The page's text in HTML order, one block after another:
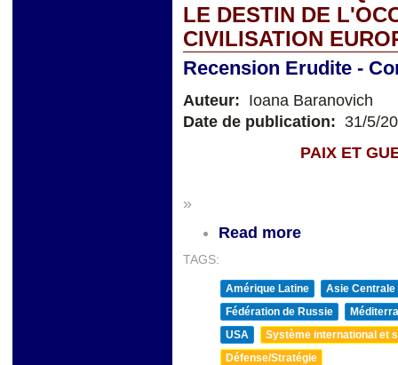
LE DESTIN DE
CIVILISATION
Recension Erudite -
Auteur: Ioana Baranovich
Date de publication: 31/5/
PAIX ET GUERRE
»
Read more
TAGS:
Amérique Latine
Asie Centrale
Fédération de Russie
USA
Système international et
Défense/Stratégie